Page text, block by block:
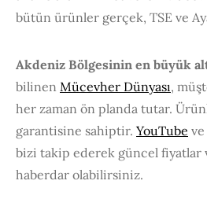
bütün ürünler gerçek, TSE ve
Akdeniz Bölgesinin en büyük
bilinen Mücevher Dünyası,
her zaman ön planda tutar.
garantisine sahiptir. YouTube ve
bizi takip ederek güncel fiyatlar
haberdar olabilirsiniz.